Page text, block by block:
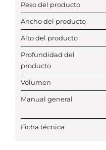
Peso del producto
Ancho del producto
Alto del producto
Profundidad del
producto
Volumen
Manual general
Ficha técnica